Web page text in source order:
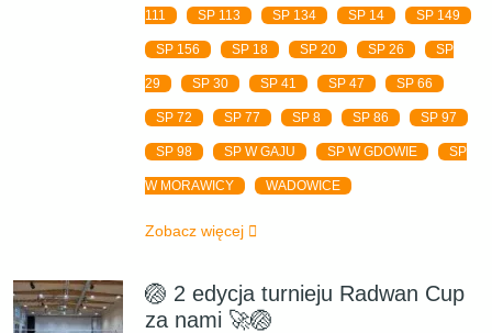
111 SP 113 SP 134 SP 14 SP 149
SP 156 SP 18 SP 20 SP 26 SP
29 SP 30 SP 41 SP 47 SP 66
SP 72 SP 77 SP 8 SP 86 SP 97
SP 98 SP W GAJU SP W GDOWIE SP
W MORAWICY WADOWICE
Zobacz więcej
🏐 2 edycja turnieju Radwan Cup
za nami 🚀🏐